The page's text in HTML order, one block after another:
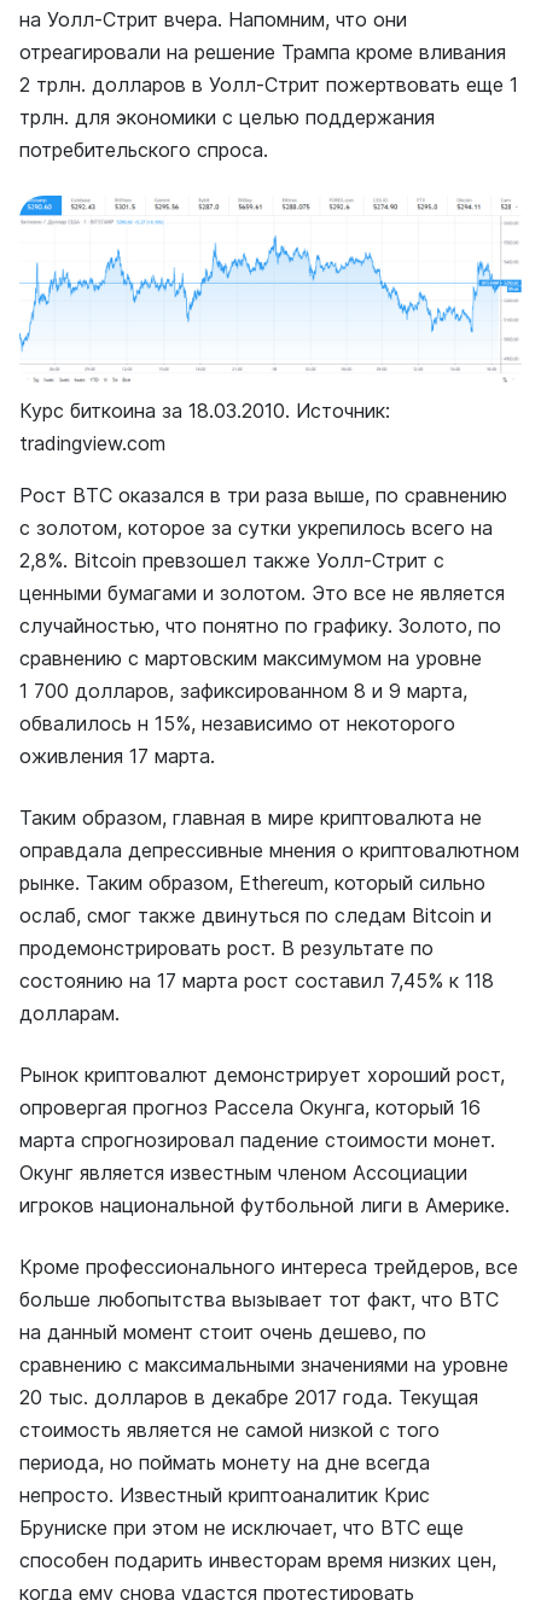
на Уолл-Стрит вчера. Напомним, что они
отреагировали на решение Трампа кроме вливания
2 трлн. долларов в Уолл-Стрит пожертвовать еще 1
трлн. для экономики с целью поддержания
потребительского спроса.
Курс биткоина за 18.03.2010. Источник:
tradingview.com
Рост BTC оказался в три раза выше, по сравнению
с золотом, которое за сутки укрепилось всего на
2,8%. Bitcoin превзошел также Уолл-Стрит с
ценными бумагами и золотом. Это все не является
случайностью, что понятно по графику. Золото, по
сравнению с мартовским максимумом на уровне
1 700 долларов, зафиксированном 8 и 9 марта,
обвалилось н 15%, независимо от некоторого
оживления 17 марта.
Таким образом, главная в мире криптовалюта не
оправдала депрессивные мнения о криптовалютном
рынке. Таким образом, Ethereum, который сильно
ослаб, смог также двинуться по следам Bitcoin и
продемонстрировать рост. В результате по
состоянию на 17 марта рост составил 7,45% к 118
долларам.
Рынок криптовалют демонстрирует хороший рост,
опровергая прогноз Рассела Окунга, который 16
марта спрогнозировал падение стоимости монет.
Окунг является известным членом Ассоциации
игроков национальной футбольной лиги в Америке.
Кроме профессионального интереса трейдеров, все
больше любопытства вызывает тот факт, что BTC
на данный момент стоит очень дешево, по
сравнению с максимальными значениями на уровне
20 тыс. долларов в декабре 2017 года. Текущая
стоимость является не самой низкой с того
периода, но поймать монету на дне всегда
непросто. Известный криптоаналитик Крис
Бруниске при этом не исключает, что BTC еще
способен подарить инвесторам время низких цен,
когда ему снова удастся протестировать